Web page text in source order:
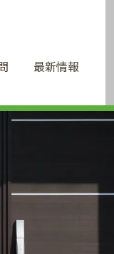
最新情報